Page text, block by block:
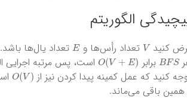
الگوریتم
کنیدV تعداد رأس‌ها وEتعداد یال‌ها BFS برابر O(V+ E) است، پس مرتبه اجرایی
کنید که عمل کمینه پیدا کردن نیز از
O(V)
باقی می‌ماند.